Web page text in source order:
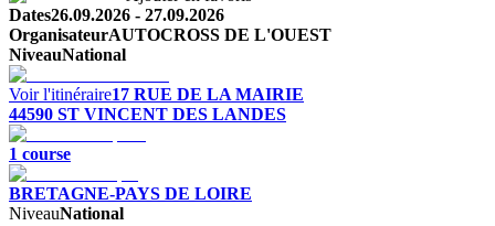
Dates26.09.2026 - 27.09.2026
OrganisateurAUTOCROSS DE L'OUEST
NiveauNational
Voir l'itinéraire17 RUE DE LA MAIRIE
44590 ST VINCENT DES LANDES
1 course
BRETAGNE-PAYS DE LOIRE
NiveauNational